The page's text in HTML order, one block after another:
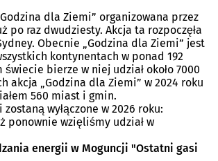
w
n
o
w
e
j
a
r
i
dla Ziemi” organizowana przez
po raz dwudziesty. Akcja ta rozpoczęła
Obecnie „Godzina dla Ziemi” jest
kontynentach w ponad 192
świecie bierze w niej udział około 7000
akcja „Godzina dla Ziemi” w 2024 roku
560 miast i gmin.
zostaną wyłączone w 2026 roku:
ponownie wzięliśmy udział w
energii w Moguncji "Ostatni gasi